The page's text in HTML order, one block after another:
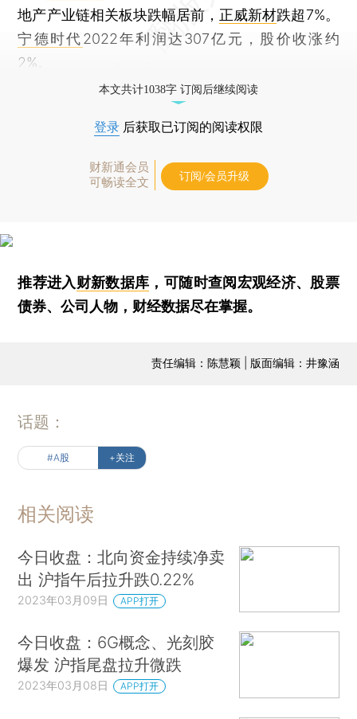
地产产业链相关板块跌幅居前， 正威新材跌超7%。
宁德时代2022年利润达307亿元，股价收涨约
2%。
本文共计1038字 订阅后继续阅读
登录 后获取已订阅的阅读权限
财新通会员
可畅读全文
订阅/会员升级
推荐进入财新数据库 ，可随时查阅宏观经济、股票
债券、公司人物，财经数据尽在掌握。
责任编辑：陈慧颖 | 版面编辑：井豫涵
话题：
#A股 +关注
相关阅读
今日收盘：北向资金持续净卖
出 沪指午后拉升跌0.22%
2023年03月09日 APP打开
今日收盘：6G概念、光刻胶
爆发 沪指尾盘拉升微跌
2023年03月08日 APP打开